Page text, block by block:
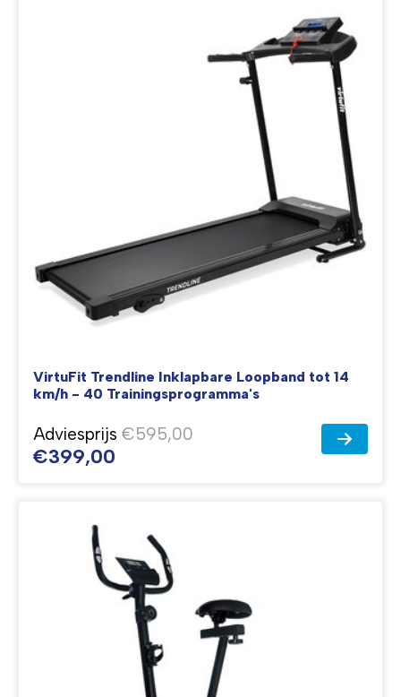
VirtuFit Trendline Inklapbare Loopband tot 14
km/h - 40 Trainingsprogramma's
Adviesprijs €595,00
€399,00